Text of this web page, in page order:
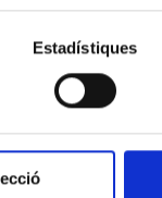
Estadístiques